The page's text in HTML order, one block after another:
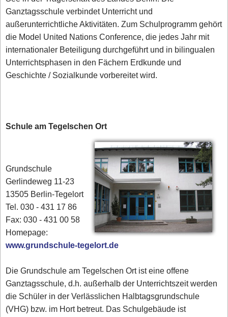
Ganztagsschule verbindet Unterricht und
außerunterrichtliche Aktivitäten. Zum Schulprogramm gehört
die Model United Nations Conference, die jedes Jahr mit
internationaler Beteiligung durchgeführt und in bilingualen
Unterrichtsphasen in den Fächern Erdkunde und
Geschichte / Sozialkunde vorbereitet wird.
Schule am Tegelschen Ort
Grundschule
Gerlindeweg 11-23
13505 Berlin-Tegelort
Tel. 030 - 431 17 86‎
Fax: 030 - 431 00 58‎
Homepage:
www.grundschule-tegelort.de
Die Grundschule am Tegelschen Ort ist eine offene
Ganztagsschule, d.h. außerhalb der Unterrichtszeit werden
die Schüler in der Verlässlichen Halbtagsgrundschule
(VHG) bzw. im Hort betreut. Das Schulgebäude ist